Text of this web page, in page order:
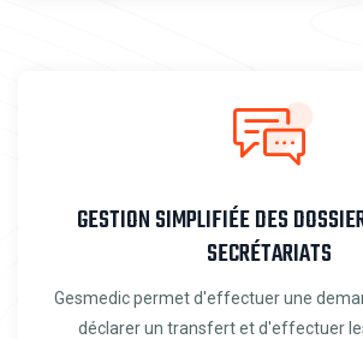
GESTION SIMPLIFIÉE DES
SECRÉTARIATS
Gesmedic permet d'effectuer une
déclarer un transfert et d'effectuer